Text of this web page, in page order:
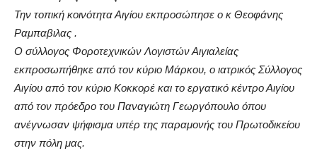
Την τοπική κοινότητα Αιγίου εκπροσώπησε ο κ Θεοφάνης
Ραμπαβιλας .
Ο σύλλογος Φοροτεχνικών Λογιστών Αιγιαλείας
εκπροσωπήθηκε από τον κύριο Μάρκου, ο ιατρικός Σύλλογος
Αιγίου από τον κύριο Κοκκορέ και το εργατικό κέντρο Αιγίου
από τον πρόεδρο του Παναγιώτη Γεωργόπουλο όπου
ανέγνωσαν ψήφισμα υπέρ της παραμονής του Πρωτοδικείου
στην πόλη μας.